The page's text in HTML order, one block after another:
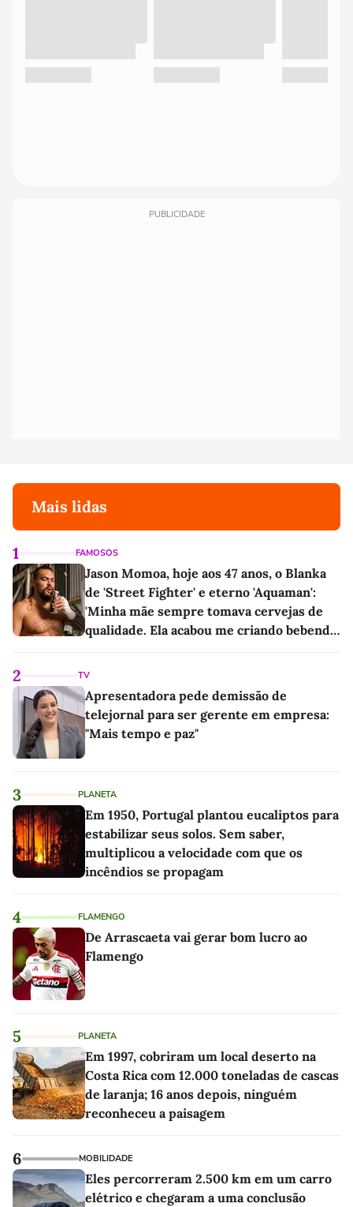
PUBLICIDADE
Mais lidas
1 FAMOSOS
Jason Momoa, hoje aos 47 anos, o Blanka
de 'Street Fighter' e eterno 'Aquaman':
'Minha mãe sempre tomava cervejas de
qualidade. Ela acabou me criando bebendo
2 TV
Apresentadora pede demissão de
telejornal para ser gerente em empresa:
"Mais tempo e paz"
3 PLANETA
Em 1950, Portugal plantou eucaliptos para
estabilizar seus solos. Sem saber,
multiplicou a velocidade com que os
incêndios se propagam
4 FLAMENGO
De Arrascaeta vai gerar bom lucro ao
Flamengo
5 PLANETA
Em 1997, cobriram um local deserto na
Costa Rica com 12.000 toneladas de cascas
de laranja; 16 anos depois, ninguém
reconheceu a paisagem
6 MOBILIDADE
Eles percorreram 2.500 km em um carro
elétrico e chegaram a uma conclusão